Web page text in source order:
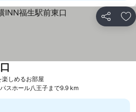
シェア お
しめるお部屋
スホール八王子まで9.9 km